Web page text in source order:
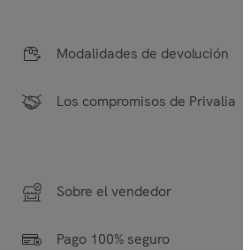
Modalidades de devolución
Los compromisos de Privalia
Sobre el vendedor
Pago 100% seguro